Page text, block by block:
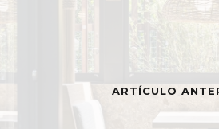
ARTÍCULO